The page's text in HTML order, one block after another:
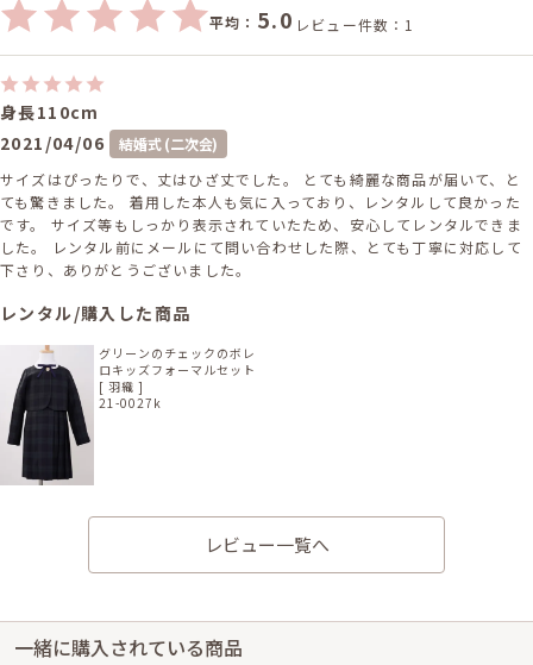
平均： 5.0 レビュー件数：1
身長110cm
2021/04/06
結婚式 (二次会)
サイズはぴったりで、丈はひざ丈でした。 とても綺麗な商品が届いて、と
ても驚きました。 着用した本人も気に入っており、レンタルして良かった
です。 サイズ等もしっかり表示されていたため、安心してレンタルできま
した。 レンタル前にメールにて問い合わせした際、とても丁寧に対応して
下さり、ありがとうございました。
レンタル/購入した商品
グリーンのチェックのボレ
ロキッズフォーマルセット
[ 羽織 ]
21-0027k
レビュー一覧へ
一緒に購入されている商品